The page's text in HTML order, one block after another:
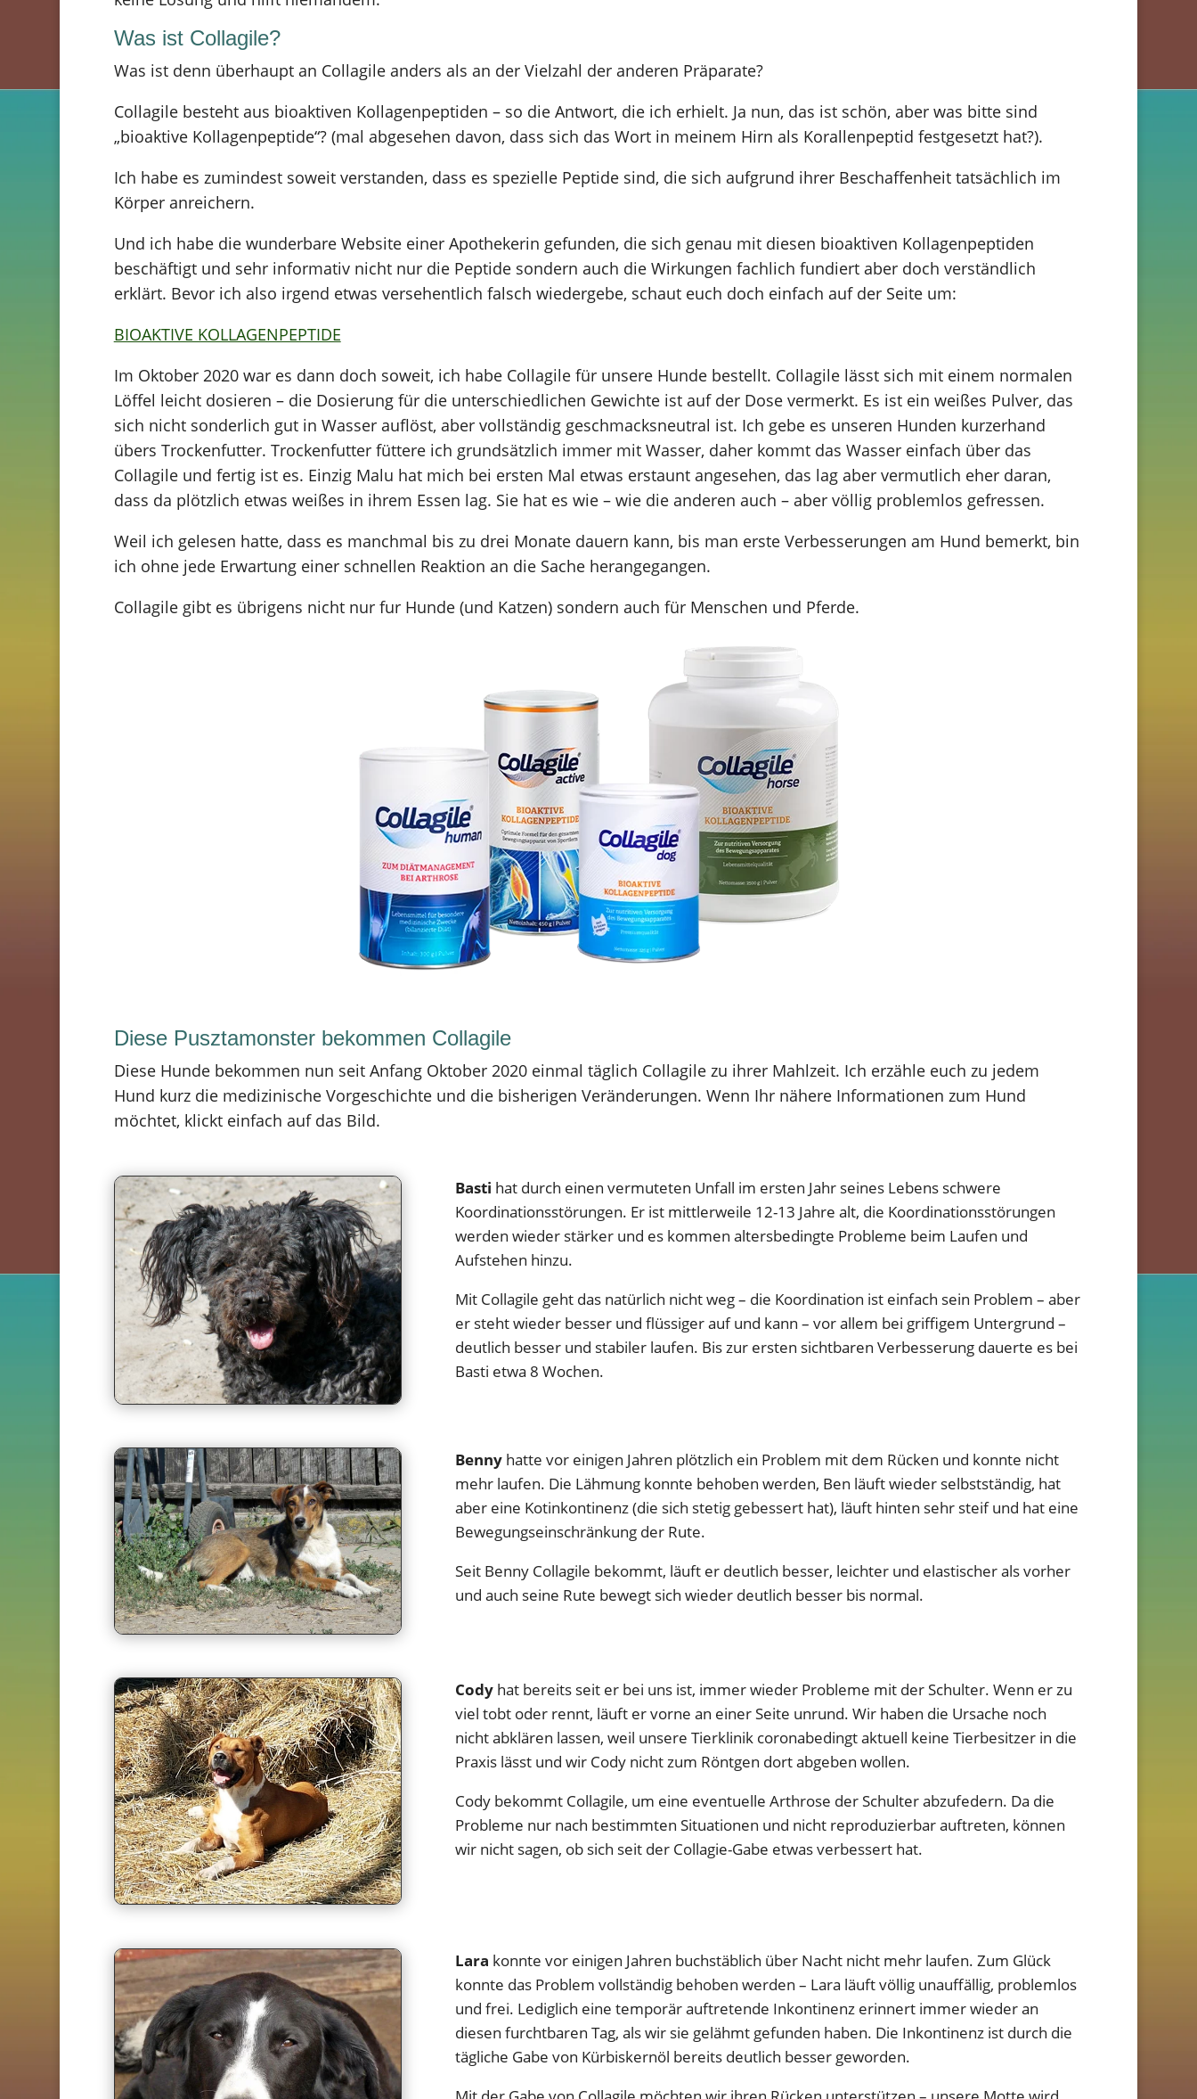
Was ist Collagile?
Was ist denn überhaupt an Collagile anders als an der Vielzahl der anderen Präparate?
Collagile besteht aus bioaktiven Kollagenpeptiden – so die Antwort, die ich erhielt. Ja nun, das ist schön, aber was bitte sind
„bioaktive Kollagenpeptide“? (mal abgesehen davon, dass sich das Wort in meinem Hirn als Korallenpeptid festgesetzt hat?).
Ich habe es zumindest soweit verstanden, dass es spezielle Peptide sind, die sich aufgrund ihrer Beschaffenheit tatsächlich im
Körper anreichern.
Und ich habe die wunderbare Website einer Apothekerin gefunden, die sich genau mit diesen bioaktiven Kollagenpeptiden
beschäftigt und sehr informativ nicht nur die Peptide sondern auch die Wirkungen fachlich fundiert aber doch verständlich
erklärt. Bevor ich also irgend etwas versehentlich falsch wiedergebe, schaut euch doch einfach auf der Seite um:
BIOAKTIVE KOLLAGENPEPTIDE
Im Oktober 2020 war es dann doch soweit, ich habe Collagile für unsere Hunde bestellt. Collagile lässt sich mit einem normalen
Löffel leicht dosieren – die Dosierung für die unterschiedlichen Gewichte ist auf der Dose vermerkt. Es ist ein weißes Pulver, das
sich nicht sonderlich gut in Wasser auflöst, aber vollständig geschmacksneutral ist. Ich gebe es unseren Hunden kurzerhand
übers Trockenfutter. Trockenfutter füttere ich grundsätzlich immer mit Wasser, daher kommt das Wasser einfach über das
Collagile und fertig ist es. Einzig Malu hat mich bei ersten Mal etwas erstaunt angesehen, das lag aber vermutlich eher daran,
dass da plötzlich etwas weißes in ihrem Essen lag. Sie hat es wie – wie die anderen auch – aber völlig problemlos gefressen.
Weil ich gelesen hatte, dass es manchmal bis zu drei Monate dauern kann, bis man erste Verbesserungen am Hund bemerkt, bin
ich ohne jede Erwartung einer schnellen Reaktion an die Sache herangegangen.
Collagile gibt es übrigens nicht nur fur Hunde (und Katzen) sondern auch für Menschen und Pferde.
Diese Pusztamonster bekommen Collagile
Diese Hunde bekommen nun seit Anfang Oktober 2020 einmal täglich Collagile zu ihrer Mahlzeit. Ich erzähle euch zu jedem
Hund kurz die medizinische Vorgeschichte und die bisherigen Veränderungen. Wenn Ihr nähere Informationen zum Hund
möchtet, klickt einfach auf das Bild.
Basti hat durch einen vermuteten Unfall im ersten Jahr seines Lebens schwere
Koordinationsstörungen. Er ist mittlerweile 12-13 Jahre alt, die Koordinationsstörungen
werden wieder stärker und es kommen altersbedingte Probleme beim Laufen und
Aufstehen hinzu.
Mit Collagile geht das natürlich nicht weg – die Koordination ist einfach sein Problem – aber
er steht wieder besser und flüssiger auf und kann – vor allem bei griffigem Untergrund –
deutlich besser und stabiler laufen. Bis zur ersten sichtbaren Verbesserung dauerte es bei
Basti etwa 8 Wochen.
Bennyhatte vor einigen Jahren plötzlich ein Problem mit dem Rücken und konnte nicht
mehr laufen. Die Lähmung konnte behoben werden, Ben läuft wieder selbstständig, hat
aber eine Kotinkontinenz (die sich stetig gebessert hat), läuft hinten sehr steif und hat eine
Bewegungseinschränkung der Rute.
Seit Benny Collagile bekommt, läuft er deutlich besser, leichter und elastischer als vorher
und auch seine Rute bewegt sich wieder deutlich besser bis normal.
Codyhat bereits seit er bei uns ist, immer wieder Probleme mit der Schulter. Wenn er zu
viel tobt oder rennt, läuft er vorne an einer Seite unrund. Wir haben die Ursache noch
nicht abklären lassen, weil unsere Tierklinik coronabedingt aktuell keine Tierbesitzer in die
Praxis lässt und wir Cody nicht zum Röntgen dort abgeben wollen.
Cody bekommt Collagile, um eine eventuelle Arthrose der Schulter abzufedern. Da die
Probleme nur nach bestimmten Situationen und nicht reproduzierbar auftreten, können
wir nicht sagen, ob sich seit der Collagie-Gabe etwas verbessert hat.
Lara konnte vor einigen Jahren buchstäblich über Nacht nicht mehr laufen. Zum Glück
konnte das Problem vollständig behoben werden – Lara läuft völlig unauffällig, problemlos
und frei. Lediglich eine temporär auftretende Inkontinenz erinnert immer wieder an
diesen furchtbaren Tag, als wir sie gelähmt gefunden haben. Die Inkontinenz ist durch die
tägliche Gabe von Kürbiskernöl bereits deutlich besser geworden.